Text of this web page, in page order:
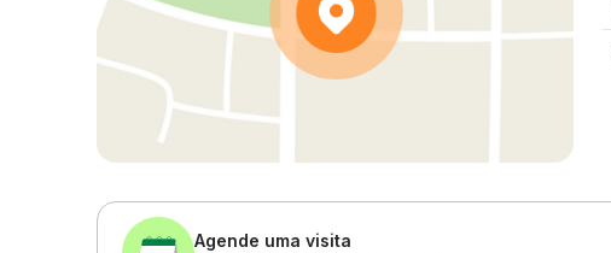
Agende uma visita